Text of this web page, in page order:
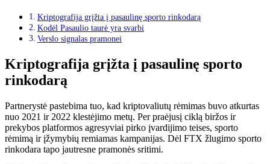
Kriptografija grįžta į pasaulinę sporto rinkodarą
Kodėl Pasaulio taurė yra svarbi
Verslo signalas pramonei
Kriptografija grįžta į pasaulinę sporto
rinkodarą
Partnerystė pastebima tuo, kad kriptovaliutų rėmimas buvo atkurtas
nuo 2021 ir 2022 klestėjimo metų. Per praėjusį ciklą biržos ir
prekybos platformos agresyviai pirko įvardijimo teises, sporto
rėmimą ir įžymybių remiamas kampanijas. Dėl FTX žlugimo sporto
rinkodara tapo jautresne pramonės sritimi.